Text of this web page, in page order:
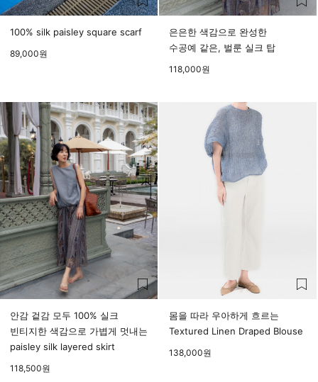
100% silk paisley square scarf
89,000원
은은한 색감으로 완성한
수공예 같은, 벌룬 실크 탑
118,000원
안감 겉감 모두 100% 실크
빈티지한 색감으로 가볍게 멋내는
paisley silk layered skirt
118,500원
몸을 따라 우아하게 흐르는
Textured Linen Draped Blouse
138,000원